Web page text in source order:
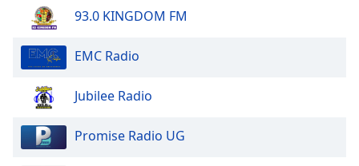
93.0 KINGDOM FM
EMC Radio
Jubilee Radio
Promise Radio UG